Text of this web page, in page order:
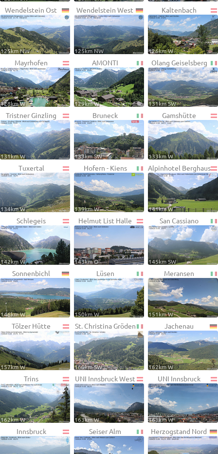
Wendelstein Ost
125km NW
Wendelstein West
125km NW
Kaltenbach
126km W
Mayrhofen
128km W
AMONTI
129km W
Olang Geiselsberg
131km SW
Tristner Ginzling
131km W
Bruneck
133km SW
Gamshütte
133km W
Tuxertal
134km W
Hofern - Kiens
139km W
Alpinhotel Berghaus
141km W
Schlegeis
142km W
Helmut List Halle
143km O
San Cassiano
145km SW
Sonnenbichl
146km W
Lüsen
150km W
Meransen
151km W
Tölzer Hütte
157km W
St. Christina Gröden
160km SW
Jachenau
162km W
Trins
162km W
UNI Innsbruck West
163km W
UNI Innsbruck
163km W
Innsbruck Seiser Alm Herzogstand Nord